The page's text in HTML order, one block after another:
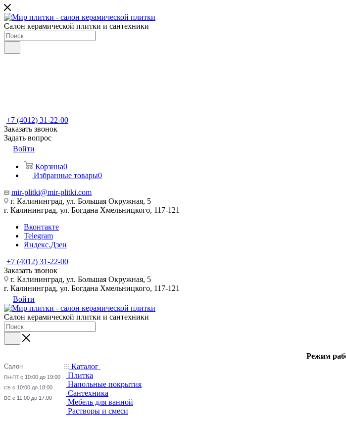
Салон керамической плитки и сантехники
+7 (4012) 31-22-00
Заказать звонок
Задать вопрос
Войти
Корзина0
Избранные товары0
mir-plitki@mir-plitki.com
г. Калининград, ул. Большая Окружная, 5
г. Калининград, ул. Богдана Хмельницкого, 117-121
Вконтакте
Telegram
Яндекс.Дзен
+7 (4012) 31-22-00
Заказать звонок
г. Калининград, ул. Большая Окружная, 5
г. Калининград, ул. Богдана Хмельницкого, 117-121
Войти
Салон керамической плитки и сантехники
Режим
Салон
ПН-ПТ с 10:00 до 19:00
СБ с 10:00 до 18:00
ВС с 11:00 до 17:00
Каталог
Плитка
Напольные покрытия
Сантехника
Мебель для ванной
Растворы и смеси